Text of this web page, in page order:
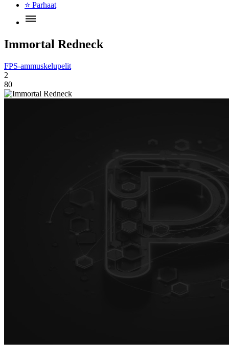
⭐ Parhaat
Immortal Redneck
FPS-ammuskelupelit
2
80